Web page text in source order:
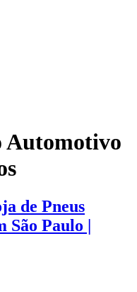
Automotivo
de Pneus
São Paulo |